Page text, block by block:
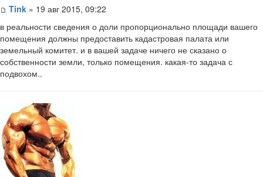
Tink » 19 авг 2015, 09:22
в реальности сведения о доли пропорционально площади вашего
помещения должны предоставить кадастровая палата или
земельный комитет. и в вашей задаче ничего не сказано о
собственности земли, только помещения. какая-то задача с
подвохом..